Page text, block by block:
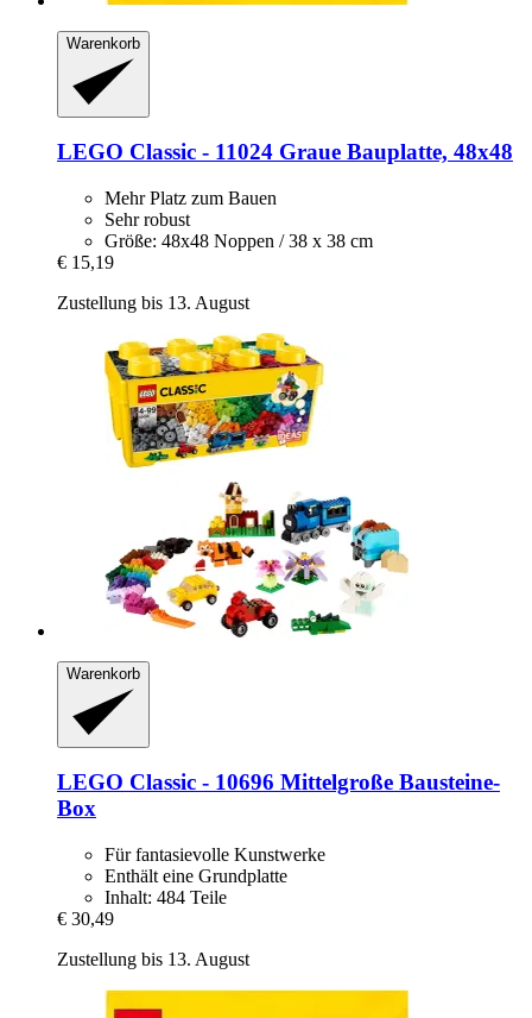
Warenkorb
LEGO Classic -​ 11024 Graue Bauplatte, 48x48
Mehr Platz zum Bauen
Sehr robust
Größe: 48x48 Noppen / 38 x 38 cm
€ 15,19
Zustellung bis 13. August
Warenkorb
LEGO Classic -​ 10696 Mittelgroße Bausteine-​
Box
Für fantasievolle Kunstwerke
Enthält eine Grundplatte
Inhalt: 484 Teile
€ 30,49
Zustellung bis 13. August